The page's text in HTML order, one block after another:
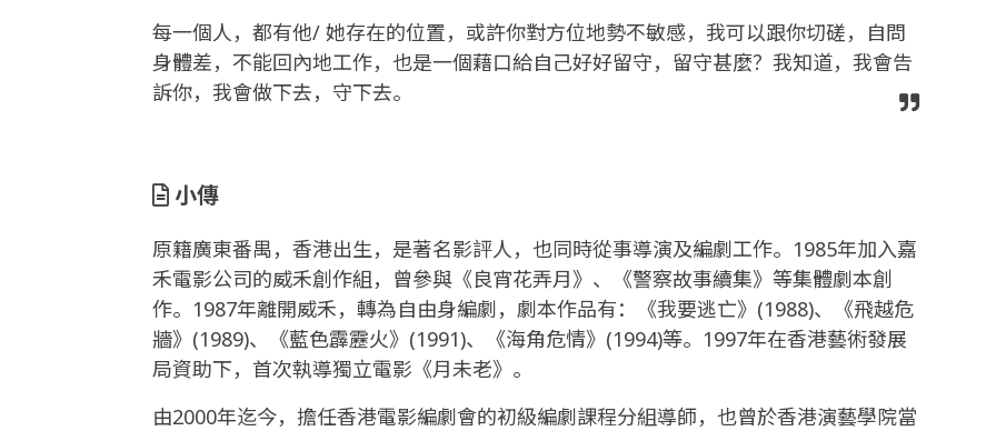
每一個人，都有他/ 她存在的位置，或許你對方位地勢不敏感，我可以跟你切磋，自問
身體差，不能回內地工作，也是一個藉口給自己好好留守，留守甚麼？我知道，我會告
訴你，我會做下去，守下去。
小傳
原籍廣東番禺，香港出生，是著名影評人，也同時從事導演及編劇工作。1985年加入嘉
禾電影公司的威禾創作組，曾參與《良宵花弄月》、《警察故事續集》等集體劇本創
作。1987年離開威禾，轉為自由身編劇，劇本作品有：《我要逃亡》(1988)、《飛越危
牆》(1989)、《藍色霹靂火》(1991)、《海角危情》(1994)等。1997年在香港藝術發展
局資助下，首次執導獨立電影《月未老》。
由2000年迄今，擔任香港電影編劇會的初級編劇課程分組導師，也曾於香港演藝學院當